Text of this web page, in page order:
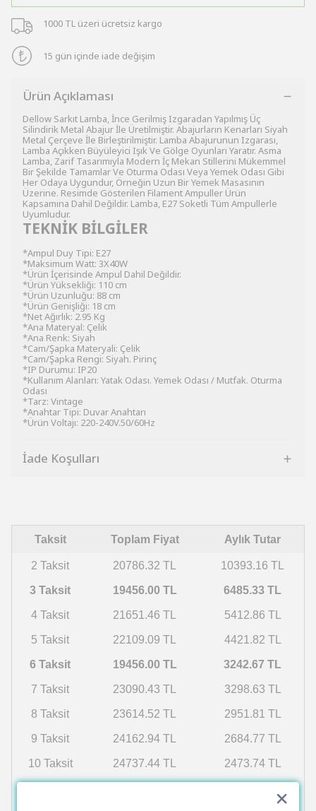
1000 TL üzeri ücretsiz kargo
15 gün içinde iade değişim
Ürün Açıklaması
Dellow Sarkıt Lamba, İnce Gerilmiş Izgaradan Yapılmış Üç
Silindirik Metal Abajur İle Üretilmiştir. Abajurların Kenarları Siyah
Metal Çerçeve İle Birleştirilmiştir. Lamba Abajurunun Izgarası,
Lamba Açıkken Büyüleyici Işık Ve Gölge Oyunları Yaratır. Asma
Lamba, Zarif Tasarımıyla Modern İç Mekan Stillerini Mükemmel
Bir Şekilde Tamamlar Ve Oturma Odası Veya Yemek Odası Gibi
Her Odaya Uygundur, Örneğin Uzun Bir Yemek Masasının
Üzerine. Resimde Gösterilen Filament Ampuller Ürün
Kapsamına Dahil Değildir. Lamba, E27 Soketli Tüm Ampullerle
Uyumludur.
TEKNİK BİLGİLER
*Ampul Duy Tipi: E27
*Maksimum Watt: 3X40W
*Ürün İçerisinde Ampul Dahil Değildir.
*Ürün Yüksekliği: 110 cm
*Ürün Uzunluğu: 88 cm
*Ürün Genişliği: 18 cm
*Net Ağırlık: 2.95 Kg
*Ana Materyal: Çelik
*Ana Renk: Siyah
*Cam/Şapka Materyali: Çelik
*Cam/Şapka Rengi: Siyah. Pirinç
*IP Durumu: IP20
*Kullanım Alanları: Yatak Odası. Yemek Odası / Mutfak. Oturma
Odası
*Tarz: Vintage
*Anahtar Tipi: Duvar Anahtarı
*Ürün Voltajı: 220-240V.50/60Hz
İade Koşulları
Taksit Toplam Fiyat Aylık Tutar
2 Taksit 20786.32 TL 10393.16 TL
3 Taksit 19456.00 TL 6485.33 TL
4 Taksit 21651.46 TL 5412.86 TL
5 Taksit 22109.09 TL 4421.82 TL
6 Taksit 19456.00 TL 3242.67 TL
7 Taksit 23090.43 TL 3298.63 TL
8 Taksit 23614.52 TL 2951.81 TL
9 Taksit 24162.94 TL 2684.77 TL
10 Taksit 24737.44 TL 2473.74 TL